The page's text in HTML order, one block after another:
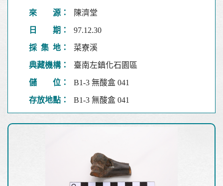
來 源： 陳濟堂
日 期： 97.12.30
採 集 地： 菜寮溪
典藏機構： 臺南左鎮化石園區
儲 位： B1-3 無酸盒 041
存放地點： B1-3 無酸盒 041